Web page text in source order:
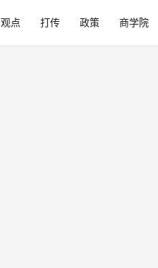
观点 打传 政策 商学院